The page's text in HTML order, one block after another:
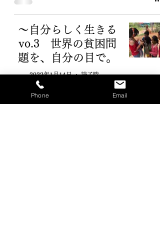
～自分らしく生きる
vo.3 世界の貧困問
題を、自分の目で。
2022年1月14日 読了時間: 3分
Phone Email